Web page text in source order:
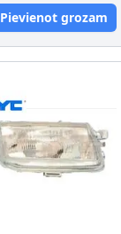
Pievienot grozam